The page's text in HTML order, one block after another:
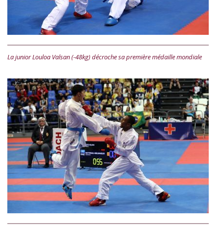
La junior Louloa Valsan (-48kg) décroche sa première médaille mondiale